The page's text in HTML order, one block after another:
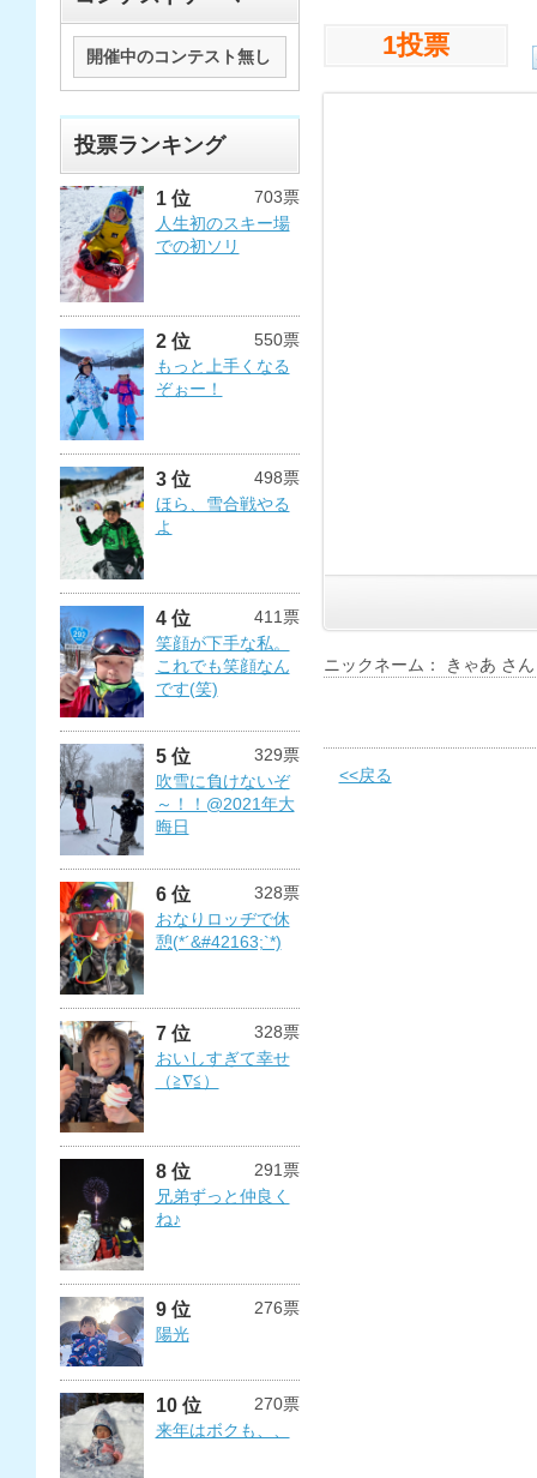
開催中のコンテスト無し
投票ランキング
1 位
703票
人生初のスキー場
での初ソリ
2 位
550票
もっと上手くなる
ぞぉー！
3 位
498票
ほら、雪合戦やる
よ
4 位
411票
笑顔が下手な私。
これでも笑顔なん
です(笑)
5 位
329票
吹雪に負けないぞ
～！！@2021年大
晦日
6 位
328票
おなりロッヂで休
憩(*´&#42163;`*)
7 位
328票
おいしすぎて幸せ
（≧∇≦）
8 位
291票
兄弟ずっと仲良く
ね♪
9 位
276票
陽光
10 位
270票
来年はボクも、、
1投票
ニックネーム： きゃあ さん
<<戻る